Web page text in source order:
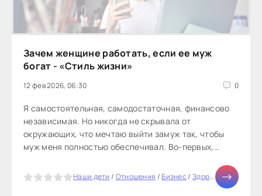
Зачем женщине работать, если ее муж
богат - «Стиль жизни»
12 фев 2026, 06:30 0
Я самостоятельная, самодостаточная, финансово
независимая. Но никогда не скрывала от
окружающих, что мечтаю выйти замуж так, чтобы
муж меня полностью обеспечивал. Во-первых,
Наши дети / Отношения /Бизнес/ Здоровье /Тесты